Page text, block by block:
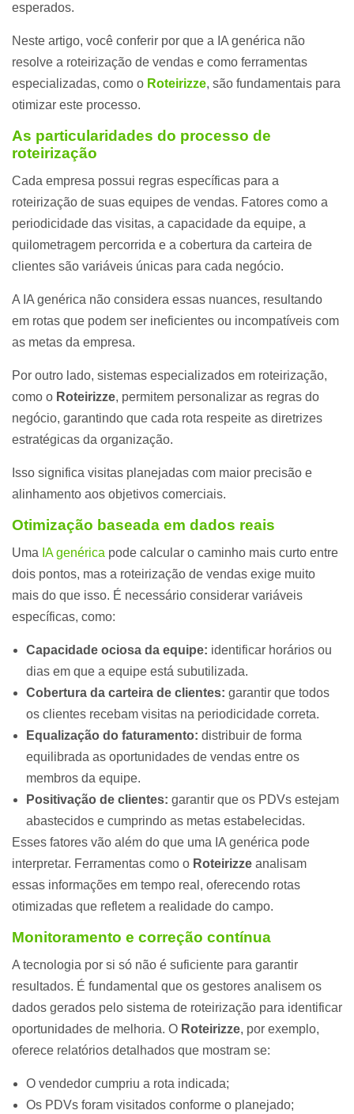
esperados.
Neste artigo, você conferir por que a IA genérica não
resolve a roteirização de vendas e como ferramentas
especializadas, como o Roteirizze, são fundamentais para
otimizar este processo.
As particularidades do processo de
roteirização
Cada empresa possui regras específicas para a
roteirização de suas equipes de vendas. Fatores como a
periodicidade das visitas, a capacidade da equipe, a
quilometragem percorrida e a cobertura da carteira de
clientes são variáveis únicas para cada negócio.
A IA genérica não considera essas nuances, resultando
em rotas que podem ser ineficientes ou incompatíveis com
as metas da empresa.
Por outro lado, sistemas especializados em roteirização,
como o Roteirizze, permitem personalizar as regras do
negócio, garantindo que cada rota respeite as diretrizes
estratégicas da organização.
Isso significa visitas planejadas com maior precisão e
alinhamento aos objetivos comerciais.
Otimização baseada em dados reais
Uma IA genérica pode calcular o caminho mais curto entre
dois pontos, mas a roteirização de vendas exige muito
mais do que isso. É necessário considerar variáveis
específicas, como:
Capacidade ociosa da equipe: identificar horários ou
dias em que a equipe está subutilizada.
Cobertura da carteira de clientes: garantir que todos
os clientes recebam visitas na periodicidade correta.
Equalização do faturamento: distribuir de forma
equilibrada as oportunidades de vendas entre os
membros da equipe.
Positivação de clientes: garantir que os PDVs estejam
abastecidos e cumprindo as metas estabelecidas.
Esses fatores vão além do que uma IA genérica pode
interpretar. Ferramentas como o Roteirizze analisam
essas informações em tempo real, oferecendo rotas
otimizadas que refletem a realidade do campo.
Monitoramento e correção contínua
A tecnologia por si só não é suficiente para garantir
resultados. É fundamental que os gestores analisem os
dados gerados pelo sistema de roteirização para identificar
oportunidades de melhoria. O Roteirizze, por exemplo,
oferece relatórios detalhados que mostram se:
O vendedor cumpriu a rota indicada;
Os PDVs foram visitados conforme o planejado;